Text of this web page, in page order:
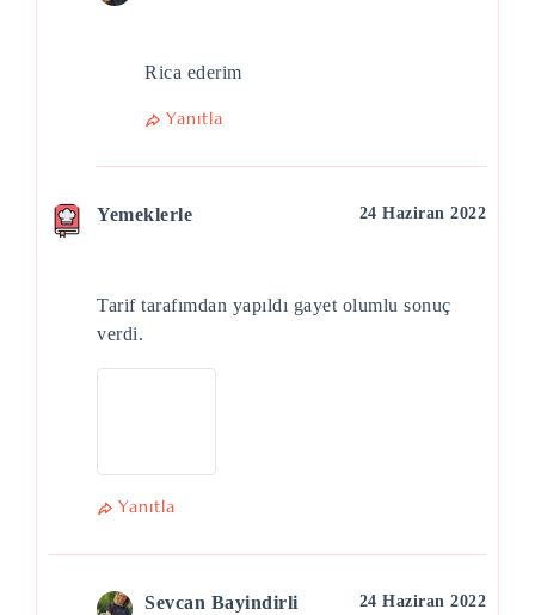
Rica ederim
Yanıtla
Yemeklerle 24 Haziran 2022
Tarif tarafımdan yapıldı gayet olumlu sonuç
verdi.
Yanıtla
Sevcan Bayindirli 24 Haziran 2022